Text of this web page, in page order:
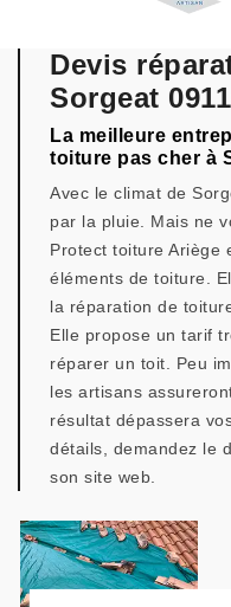
Devis
Sorgeat
La meilleure
toiture pas cher à
Avec le climat de
par la pluie. Mais ne
Protect toiture Ariège
éléments de toiture.
la réparation de
Elle propose un tarif
réparer un toit. Peu
les artisans
résultat dépassera
détails, demandez le
son site web.